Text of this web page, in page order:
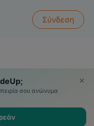
Σύνδεση
σου ανώνυμα